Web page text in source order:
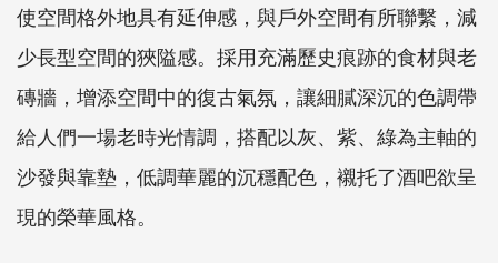
使空間格外地具有延伸感，與戶外空間有所聯繫，減
少長型空間的狹隘感。採用充滿歷史痕跡的食材與老
磚牆，增添空間中的復古氣氛，讓細膩深沉的色調帶
給人們一場老時光情調，搭配以灰、紫、綠為主軸的
沙發與靠墊，低調華麗的沉穩配色，襯托了酒吧欲呈
現的榮華風格。